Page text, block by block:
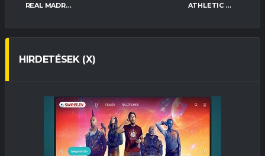
REAL MADRID ATHLETIC BILBAO
HIRDETÉSEK (X)